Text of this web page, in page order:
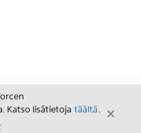
Katso lisätietoja täältä.
Sulje